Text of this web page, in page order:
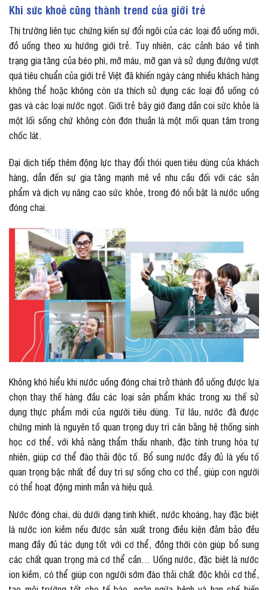
Khi sức khoẻ cũng thành trend của giới trẻ
Thị trường liên tục chứng kiến sự đổi ngôi của các loại đồ uống mới,
đồ uống theo xu hướng giới trẻ. Tuy nhiên, các cảnh báo về tình
trạng gia tăng của béo phì, mỡ máu, mỡ gan và sử dụng đường vượt
quá tiêu chuẩn của giới trẻ Việt đã khiến ngày càng nhiều khách hàng
không thể hoặc không còn ưa thích sử dụng các loại đồ uống có
gas và các loại nước ngọt. Giới trẻ bây giờ đang dần coi sức khỏe là
một lối sống chứ không còn đơn thuần là một mối quan tâm trong
chốc lát.
Đại dịch tiếp thêm động lực thay đổi thói quen tiêu dùng của khách
hàng, dẫn đến sự gia tăng mạnh mẽ về nhu cầu đối với các sản
phẩm và dịch vụ nâng cao sức khỏe, trong đó nổi bật là nước uống
đóng chai.
Không khó hiểu khi nước uống đóng chai trở thành đồ uống được lựa
chọn thay thế hàng đầu các loại sản phẩm khác trong xu thế sử
dụng thực phẩm mới của người tiêu dùng. Từ lâu, nước đã được
chứng minh là nguyên tố quan trọng duy trì cân bằng hệ thống sinh
học cơ thể, với khả năng thẩm thấu nhanh, đặc tính trung hòa tự
nhiên, giúp cơ thể đào thải độc tố. Bổ sung nước đầy đủ là yếu tố
quan trọng bậc nhất để duy trì sự sống cho cơ thể, giúp con người
có thể hoạt động minh mẫn và hiệu quả.
Nước đóng chai, dù dưới dạng tinh khiết, nước khoáng, hay đặc biệt
là nước ion kiềm nếu được sản xuất trong điều kiện đảm bảo đều
mang đầy đủ tác dụng tốt với cơ thể, đồng thời còn giúp bổ sung
các chất quan trọng mà cơ thể cần… Uống nước, đặc biệt là nước
ion kiềm, có thể giúp con người sớm đào thải chất độc khỏi cơ thể,